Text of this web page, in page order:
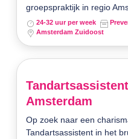
groepspraktijk in regio
24-32 uur per week
Amsterdam Zuidoost
Amsterdam
Op zoek naar een
Tandartsassistent in het